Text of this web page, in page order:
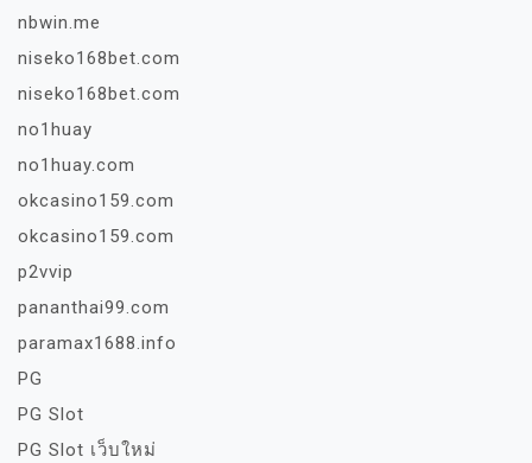
nbwin.me
niseko168bet.com
niseko168bet.com
no1huay
no1huay.com
okcasino159.com
okcasino159.com
p2vvip
pananthai99.com
paramax1688.info
PG
PG Slot
PG Slot เว็บใหม่